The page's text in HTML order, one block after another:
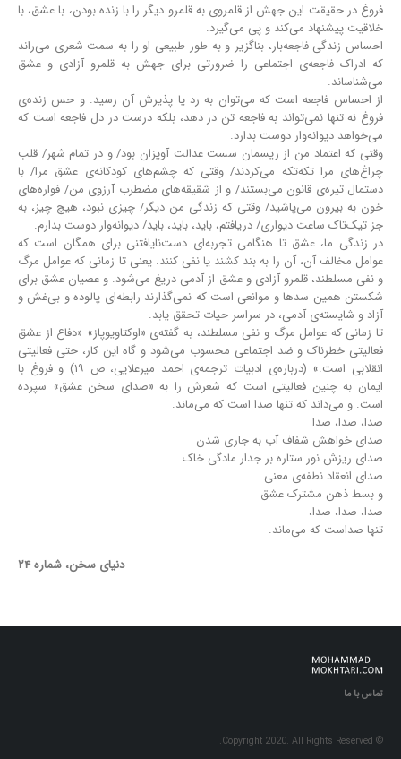
فروغ در حقیقت این جهش از قلمروی به قلمرو دیگر را با زنده بودن، با عشق، با
خلاقیت پیشنهاد می‌کند و پی ‌می‌گیرد.
احساس زندگی فاجعه‌بار، بناگزیر و به طور طبیعی او را به سمت شعری می‌راند
که ادراک فاجعه‌ی اجتماعی را ضرورتی برای جهش به قلمرو آزادی و عشق
می‌شناساند.
از احساس فاجعه است که می‌توان به رد یا پذیرش آن رسید. و حس زنده‌ی
فروغ نه تنها نمی‌تواند به فاجعه تن در دهد، بلکه درست در دل فاجعه است که
می‌خواهد دیوانه‌وار دوست بدارد.
وقتی که اعتماد من از ریسمان سست عدالت آویزان بود/ و در تمام شهر/ قلب
چراغ‌های مرا تکه‌تکه می‌کردند/ وقتی که چشم‌های کودکانه‌ی عشق مرا/ با
دستمال تیره‌ی قانون می‌بستند/ و از شقیقه‌های مضطرب آرزوی من/ فواره‌های
خون به بیرون می‌پاشید/ وقتی که زندگی من دیگر/ چیزی نبود، هیچ چیز، به
جز تیک‌تاک ساعت دیواری/ دریافتم، باید، باید، باید/ دیوانه‌وار دوست بدارم.
در زندگی ما، عشق تا هنگامی تجربه‌ای دست‌نایافتنی برای همگان است که
عوامل مخالف آن، آن را به بند کشند یا نفی کنند. یعنی تا زمانی که عوامل مرگ
و نفی مسلطند، قلمرو آزادی و عشق از آدمی دریغ می‌شود. و عصیان عشق برای
شکستن همین سدها و موانعی است که نمی‌گذارند رابطه‌ای پالوده و بی‌غش و
آزاد و شایسته‌ی آدمی، در سراسر حیات تحقق یابد.
تا زمانی که عوامل مرگ و نفی مسلطند، به گفته‌ی «اوکتاویوپاز» «دفاع از عشق
فعالیتی خطرناک و ضد اجتماعی محسوب می‌شود و گاه این کار، حتی فعالیتی
انقلابی است.» (درباره‌ی ادبیات ترجمه‌ی احمد میرعلایی، ص ۱۹) و فروغ با
ایمان به چنین فعالیتی است که شعرش را به «صدای سخن عشق» سپرده
است. و می‌داند که تنها صدا است که می‌ماند.
صدا، صدا، صدا
صدای خواهش شفاف آب به جاری شدن
صدای ریزش نور ستاره بر جدار مادگی خاک
صدای انعقاد نطفه‌ی معنی
و بسط ذهن مشترک عشق
صدا، صدا، صدا،
تنها صداست که می‌ماند.
دنیای سخن، شماره ۲۴
تماس با ما
© Copyright 2020. All Rights Reserved.